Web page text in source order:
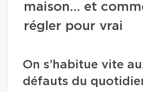
maison… et
régler pour vrai
On s’habitue vite
défauts du